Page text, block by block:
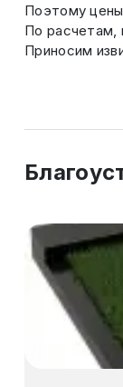
Поэтому
По расчетам,
Приносим